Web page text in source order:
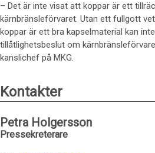
– Det är inte visat att koppar är ett
kärnbränsleförvaret. Utan ett fullgott
koppar är ett bra kapselmaterial kan
tillåtlighetsbeslut om
kanslichef på MKG.
Kontakter
Petra Holgersson
Pressekreterare